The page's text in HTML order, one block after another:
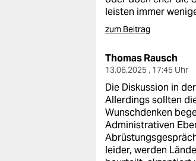
leisten immer
zum Beitrag
Thomas Rausch
13.06.2025 , 17:45 Uhr
Die Diskussion in
Allerdings sollten
Wunschdenken
Administrativen
leider, werden